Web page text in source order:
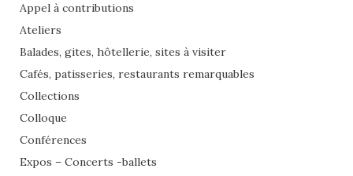
Appel à contributions
Ateliers
Balades, gites, hôtellerie, sites à visiter
Cafés, patisseries, restaurants remarquables
Collections
Colloque
Conférences
Expos – Concerts -ballets